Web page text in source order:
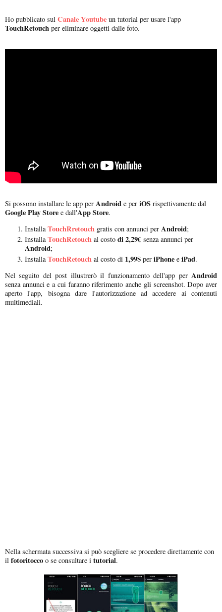
Ho pubblicato sul Canale Youtube un tutorial per usare l'app
TouchRetouch per eliminare oggetti dalle foto.
Si possono installare le app per Android e per iOS rispettivamente dal
Google PlayStore e dall'App Store.
Installa TouchRretouch gratis con annunci per Android;
Installa TouchRetouch al costo di 2,29€ senza annunci per
Android;
InstallaTouchRetouch al costo di 1,99$ per iPhone e iPad.
Nel seguito del post illustrerò il funzionamento dell'app perAndroid
senza annunci e a cui faranno riferimento anche gli screenshot. Dopo aver
aperto l'app, bisogna dare l'autorizzazione ad accedere ai contenuti
multimediali.
Nella schermata successiva si può scegliere se procedere direttamente con
il fotoritocco o se consultare i tutorial.